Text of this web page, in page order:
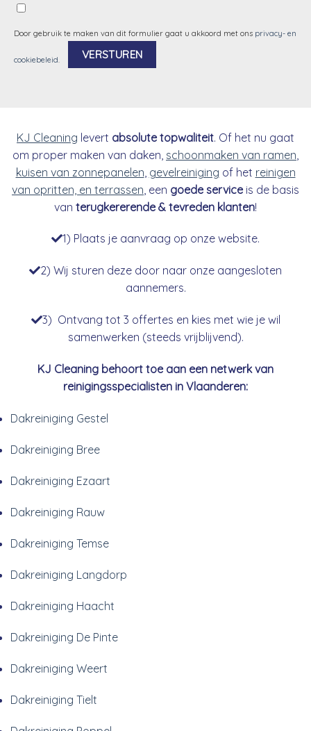
Door gebruik te maken van dit formulier gaat u akkoord met ons privacy- en
cookiebeleid.
KJ Cleaning levert absolute topwaliteit. Of het nu gaat
om proper maken van daken, schoonmaken van ramen
kuisen van zonnepanelen gevelreiniging of het reinigen
van opritten, en terrassen , een goede serviceis de basis
van terugkererende & tevreden klanten!
1) Plaats je aanvraag op onze website.
2) Wij sturen deze door naar onze aangesloten
aannemers.
3) Ontvang tot 3 offertes en kies met wie je wil
samenwerken (steeds vrijblijvend).
KJ Cleaning behoort toe aan een netwerk van
reinigingsspecialisten in Vlaanderen:
Dakreiniging Gestel
Dakreiniging Bree
Dakreiniging Ezaart
Dakreiniging Rauw
Dakreiniging Temse
Dakreiniging Langdorp
Dakreiniging Haacht
Dakreiniging De Pinte
Dakreiniging Weert
Dakreiniging Tielt